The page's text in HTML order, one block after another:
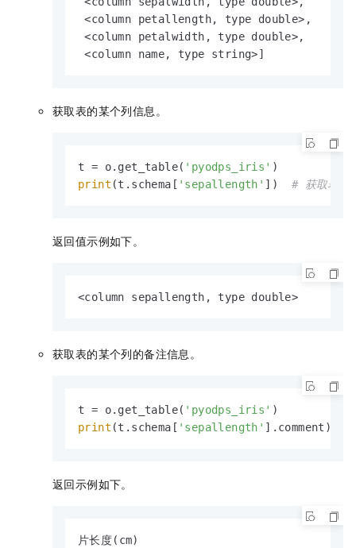
<column petallength, type double>,
<column petalwidth, type double>,
<column name, type string>]
获取表的某个列信息。
t = o.get_table( 'pyodps_iris'
print (t.schema[ 'sepallength' ]) # 获取表
返回值示例如下。
<column sepallength, type double>
获取表的某个列的备注信息。
t = o.get_table( 'pyodps_iris'
print (t.schema[ 'sepallength' ].comment)
返回示例如下。
片长度(cm)